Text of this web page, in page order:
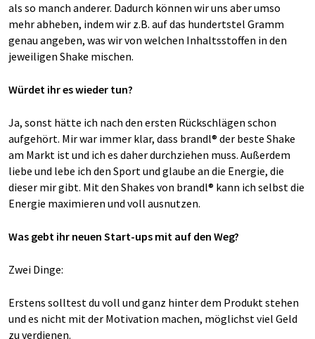
als so manch anderer. Dadurch können wir uns aber umso
mehr abheben, indem wir z.B. auf das hundertstel Gramm
genau angeben, was wir von welchen Inhaltsstoffen in den
jeweiligen Shake mischen.
Würdet ihr es wieder tun?
Ja, sonst hätte ich nach den ersten Rückschlägen schon
aufgehört. Mir war immer klar, dass brandl® der beste Shake
am Markt ist und ich es daher durchziehen muss. Außerdem
liebe und lebe ich den Sport und glaube an die Energie, die
dieser mir gibt. Mit den Shakes von brandl® kann ich selbst die
Energie maximieren und voll ausnutzen.
Was gebt ihr neuen Start-ups mit auf den Weg?
Zwei Dinge:
Erstens solltest du voll und ganz hinter dem Produkt stehen
und es nicht mit der Motivation machen, möglichst viel Geld
zu verdienen.